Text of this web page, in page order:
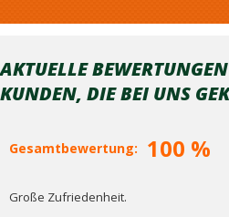
AKTUELLE
KUNDEN, DIE BEI ​​UNS
Gesamtbewertung: 100 %
Große Zufriedenheit.